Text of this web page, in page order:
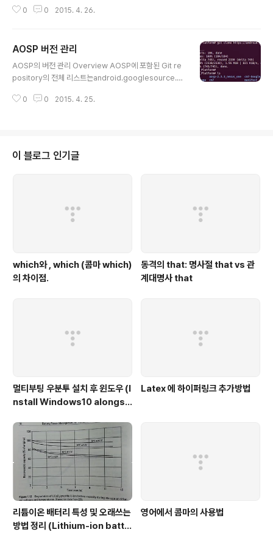
-multilib git gperf libxml2-utils make zlib1g-dev:
storage.googleapis.com/git-repo-downloads/r
epo > ~/bin/repo$ chmod a+x ~/bin/repo $ rep
o init -u https://android.googlesource.com/p..
0 0 2015. 4. 26.
AOSP 버전 관리
AOSP의 버전 관리 Overview AOSP에 포함된 Git re
pository의 전체 리스트는android.googlesource.c
가 넘는 repository가 있다. Git 명령어로 하나씩 pullin
fest.xml 파일에 정의된 사항에 따라 Git repository를
받아오게 된다.각각의 Git repository는 독립적인 Proje
0 0 2015. 4. 25.
이 블로그 인기글
which와 , which (콤마 which)
의 차이점.
동격의 that: 명사절 that vs 관
계대명사 that
멀티부팅 우분투 설치 후 윈도우 (I
nstall Windows10 alongsi
Latex 에 하이퍼링크 추가방법
리튬이온 배터리 특성 및 오래쓰는
방법 정리 (Lithium-ion batte
영어에서 콤마의 사용법